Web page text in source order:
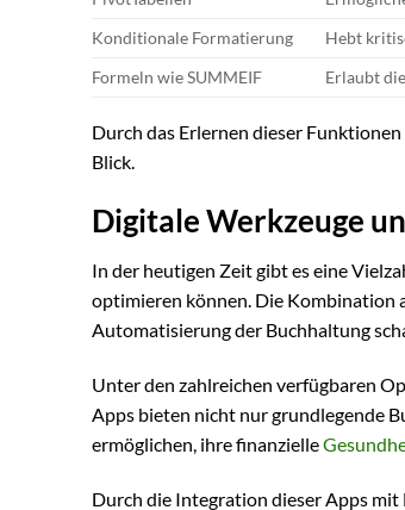
Konditionale Formatierung
Hebt
Formeln wie SUMMEIF
Erlaubt
Durch das Erlernen dieser
Blick.
Digitale Werkzeuge
In der heutigen Zeit gibt es eine
optimieren können. Die Kombination
Automatisierung der Buchhaltung
Unter den zahlreichen verfügbaren
Apps bieten nicht nur grundlegende
ermöglichen, ihre finanzielle
Durch die Integration dieser Apps